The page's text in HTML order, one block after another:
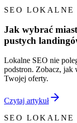
SEO LOKALNE
Jak wybrać
pustych
Lokalne SEO nie
podstron. Zobacz, jak
Twojej oferty.
Czytaj artykuł
SEO LOKALNE